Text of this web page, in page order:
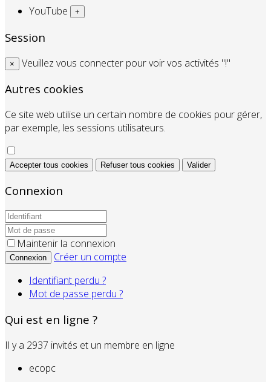
YouTube +
Session
× Veuillez vous connecter pour voir vos activités "!"
Autres cookies
Ce site web utilise un certain nombre de cookies pour gérer,
par exemple, les sessions utilisateurs.
Accepter tous cookies Refuser tous cookies Valider
Connexion
Maintenir la connexion
Connexion
Créer un compte
Identifiant perdu ?
Mot de passe perdu ?
Qui est en ligne ?
Il y a 2937 invités et un membre en ligne
ecopc